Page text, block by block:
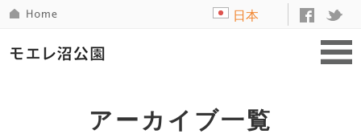
日本
アーカイブ一覧